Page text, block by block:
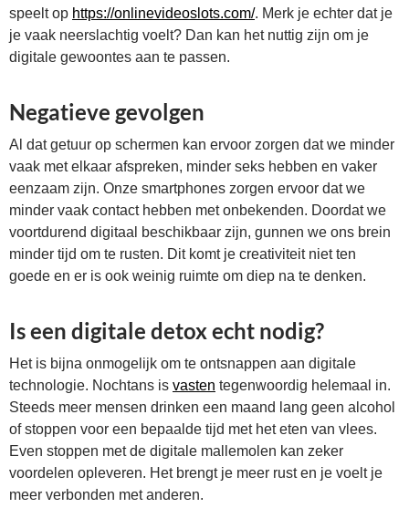
speelt op https://onlinevideoslots.com/. Merk je echter dat je
je vaak neerslachtig voelt? Dan kan het nuttig zijn om je
digitale gewoontes aan te passen.
Negatieve gevolgen
Al dat getuur op schermen kan ervoor zorgen dat we minder
vaak met elkaar afspreken, minder seks hebben en vaker
eenzaam zijn. Onze smartphones zorgen ervoor dat we
minder vaak contact hebben met onbekenden. Doordat we
voortdurend digitaal beschikbaar zijn, gunnen we ons brein
minder tijd om te rusten. Dit komt je creativiteit niet ten
goede en er is ook weinig ruimte om diep na te denken.
Is een digitale detox echt nodig?
Het is bijna onmogelijk om te ontsnappen aan digitale
technologie. Nochtans is vasten tegenwoordig helemaal in.
Steeds meer mensen drinken een maand lang geen alcohol
of stoppen voor een bepaalde tijd met het eten van vlees.
Even stoppen met de digitale mallemolen kan zeker
voordelen opleveren. Het brengt je meer rust en je voelt je
meer verbonden met anderen.